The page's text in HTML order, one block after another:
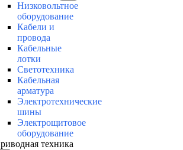
Низковольтное
оборудование
Кабели и
провода
Кабельные
лотки
Светотехника
Кабельная
арматура
Электротехнические
шины
Электрощитовое
оборудование
техника